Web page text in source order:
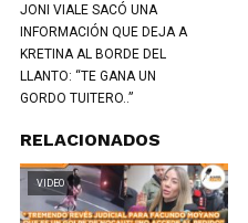
JONI VIALE SACÓ UNA
INFORMACIÓN QUE DEJA A
KRETINA AL BORDE DEL
LLANTO: “TE GANA UN
GORDO TUITERO..”
RELACIONADOS
VIDEO